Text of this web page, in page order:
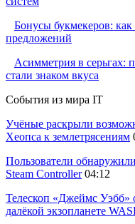
Бонусы букмекеров:
предложений
Асимметрия в серьгах:
стали знаком вкуса
События из мира IT
Учёные раскрыли
Хеопса к землетрясениям
Пользователи
Steam Controller 04:12
Телескоп «Джеймс Уэбб»
далёкой экзопланете